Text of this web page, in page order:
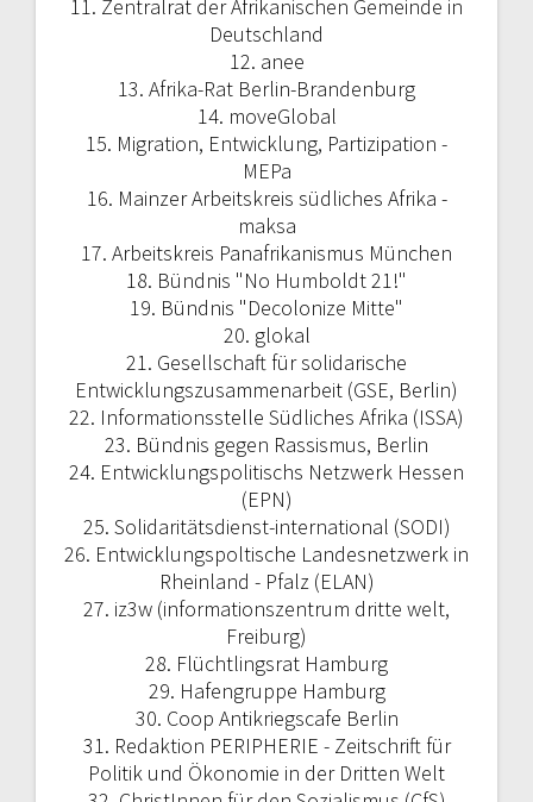
11. Zentralrat der Afrikanischen Gemeinde in
Deutschland
12. anee
13. Afrika-Rat Berlin-Brandenburg
14. moveGlobal
15. Migration, Entwicklung, Partizipation -
MEPa
16. Mainzer Arbeitskreis südliches Afrika -
maksa
17. Arbeitskreis Panafrikanismus München
18. Bündnis "No Humboldt 21!"
19. Bündnis "Decolonize Mitte"
20. glokal
21. Gesellschaft für solidarische
Entwicklungszusammenarbeit (GSE, Berlin)
22. Informationsstelle Südliches Afrika (ISSA)
23. Bündnis gegen Rassismus, Berlin
24. Entwicklungspolitischs Netzwerk Hessen
(EPN)
25. Solidaritätsdienst-international (SODI)
26. Entwicklungspoltische Landesnetzwerk in
Rheinland - Pfalz (ELAN)
27. iz3w (informationszentrum dritte welt,
Freiburg)
28. Flüchtlingsrat Hamburg
29. Hafengruppe Hamburg
30. Coop Antikriegscafe Berlin
31. Redaktion PERIPHERIE - Zeitschrift für
Politik und Ökonomie in der Dritten Welt